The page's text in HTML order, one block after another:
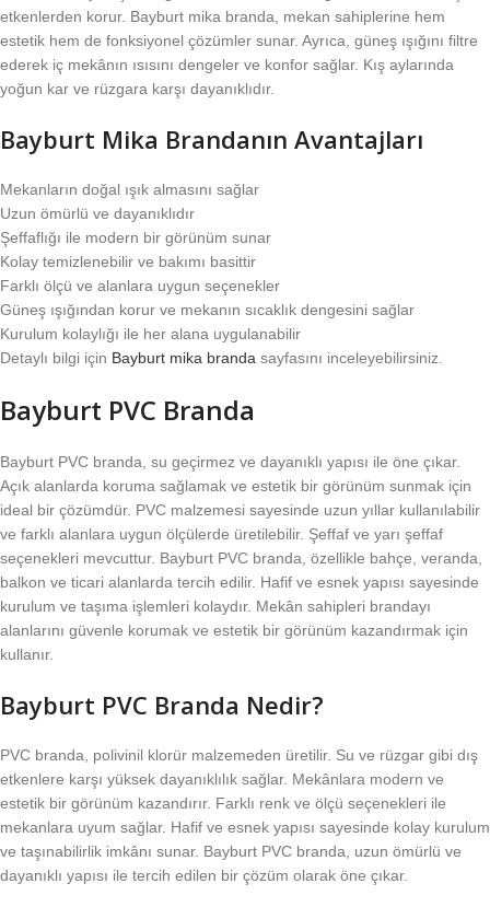
etkenlerden korur. Bayburt mika branda, mekan sahiplerine hem
estetik hem de fonksiyonel çözümler sunar. Ayrıca, güneş ışığını filtre
ederek iç mekânın ısısını dengeler ve konfor sağlar. Kış aylarında
yoğun kar ve rüzgara karşı dayanıklıdır.
Bayburt Mika Brandanın Avantajları
Mekanların doğal ışık almasını sağlar
Uzun ömürlü ve dayanıklıdır
Şeffaflığı ile modern bir görünüm sunar
Kolay temizlenebilir ve bakımı basittir
Farklı ölçü ve alanlara uygun seçenekler
Güneş ışığından korur ve mekanın sıcaklık dengesini sağlar
Kurulum kolaylığı ile her alana uygulanabilir
Detaylı bilgi için Bayburt mika branda sayfasını inceleyebilirsiniz.
Bayburt PVC Branda
Bayburt PVC branda, su geçirmez ve dayanıklı yapısı ile öne çıkar.
Açık alanlarda koruma sağlamak ve estetik bir görünüm sunmak için
ideal bir çözümdür. PVC malzemesi sayesinde uzun yıllar kullanılabilir
ve farklı alanlara uygun ölçülerde üretilebilir. Şeffaf ve yarı şeffaf
seçenekleri mevcuttur. Bayburt PVC branda, özellikle bahçe, veranda,
balkon ve ticari alanlarda tercih edilir. Hafif ve esnek yapısı sayesinde
kurulum ve taşıma işlemleri kolaydır. Mekân sahipleri brandayı
alanlarını güvenle korumak ve estetik bir görünüm kazandırmak için
kullanır.
Bayburt PVC Branda Nedir?
PVC branda, polivinil klorür malzemeden üretilir. Su ve rüzgar gibi dış
etkenlere karşı yüksek dayanıklılık sağlar. Mekânlara modern ve
estetik bir görünüm kazandırır. Farklı renk ve ölçü seçenekleri ile
mekanlara uyum sağlar. Hafif ve esnek yapısı sayesinde kolay kurulum
ve taşınabilirlik imkânı sunar. Bayburt PVC branda, uzun ömürlü ve
dayanıklı yapısı ile tercih edilen bir çözüm olarak öne çıkar.